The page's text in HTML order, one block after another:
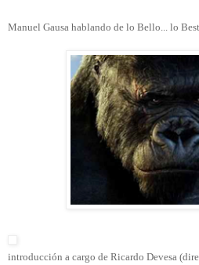
Manuel Gausa hablando de lo Bello... lo
introducción a cargo de Ricardo Devesa